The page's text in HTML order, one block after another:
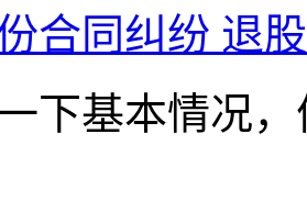
合同纠纷 退
下基本情况